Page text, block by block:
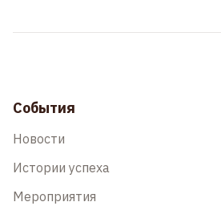
События
Новости
Истории успеха
Мероприятия